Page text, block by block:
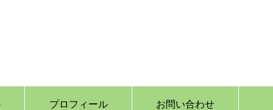
プロフィール お問い合わせ